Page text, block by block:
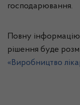
господарювання.
Повну
рішення буде
«Виробництво